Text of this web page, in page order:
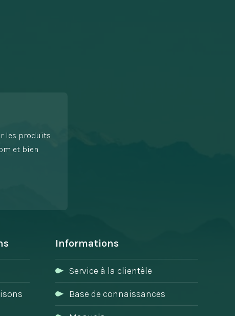
les produits
et bien
Informations
Service à la clientèle
Base de connaissances